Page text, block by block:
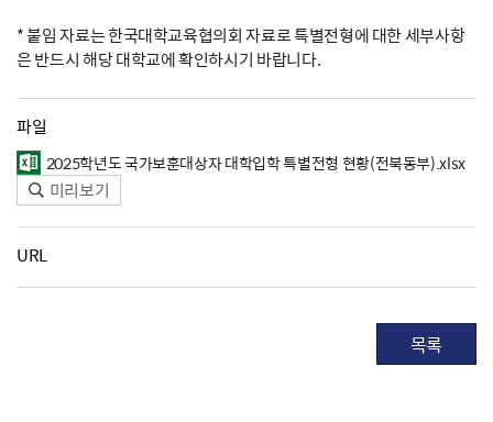
* 붙임 자료는 한국대학교육협의회 자료로 특별전형에 대한 세부사항
은 반드시 해당 대학교에 확인하시기 바랍니다.
파일
2025학년도 국가보훈대상자 대학입학 특별전형 현황(전북동부).xlsx
미리보기
URL
목록